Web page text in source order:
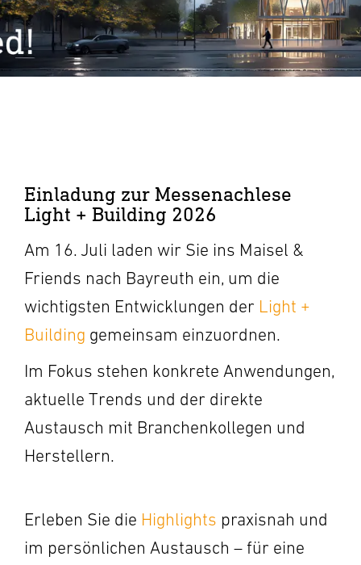
Einladung zur Messenachlese
Light + Building 2026
Am 16. Juli laden wir Sie ins Maisel &
Friends nach Bayreuth ein, um die
wichtigsten Entwicklungen der Light +
Building gemeinsam einzuordnen.
Im Fokus stehen konkrete Anwendungen,
aktuelle Trends und der direkte
Austausch mit Branchenkollegen und
Herstellern.
Erleben Sie die Highlights praxisnah und
im persönlichen Austausch – für eine